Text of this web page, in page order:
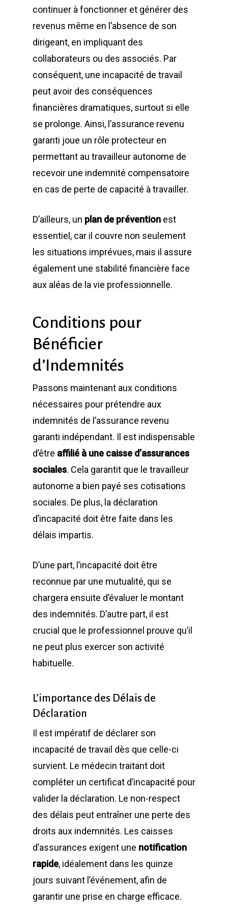
continuer à fonctionner et générer des
revenus même en l’absence de son
dirigeant, en impliquant des
collaborateurs ou des associés. Par
conséquent, une incapacité de travail
peut avoir des conséquences
financières dramatiques, surtout si elle
se prolonge. Ainsi, l’assurance revenu
garanti joue un rôle protecteur en
permettant au travailleur autonome de
recevoir une indemnité compensatoire
en cas de perte de capacité à travailler.
D’ailleurs, un plan de prévention est
essentiel, car il couvre non seulement
les situations imprévues, mais il assure
également une stabilité financière face
aux aléas de la vie professionnelle.
Conditions pour
Bénéficier
d’Indemnités
Passons maintenant aux conditions
nécessaires pour prétendre aux
indemnités de l’assurance revenu
garanti indépendant. Il est indispensable
d’être affilié à une caisse d’assurances
sociales. Cela garantit que le travailleur
autonome a bien payé ses cotisations
sociales. De plus, la déclaration
d’incapacité doit être faite dans les
délais impartis.
D’une part, l’incapacité doit être
reconnue par une mutualité, qui se
chargera ensuite d’évaluer le montant
des indemnités. D’autre part, il est
crucial que le professionnel prouve qu’il
ne peut plus exercer son activité
habituelle.
L’importance des Délais de
Déclaration
Il est impératif de déclarer son
incapacité de travail dès que celle-ci
survient. Le médecin traitant doit
compléter un certificat d’incapacité pour
valider la déclaration. Le non-respect
des délais peut entraîner une perte des
droits aux indemnités. Les caisses
d’assurances exigent une notification
rapide, idéalement dans les quinze
jours suivant l’événement, afin de
garantir une prise en charge efficace.